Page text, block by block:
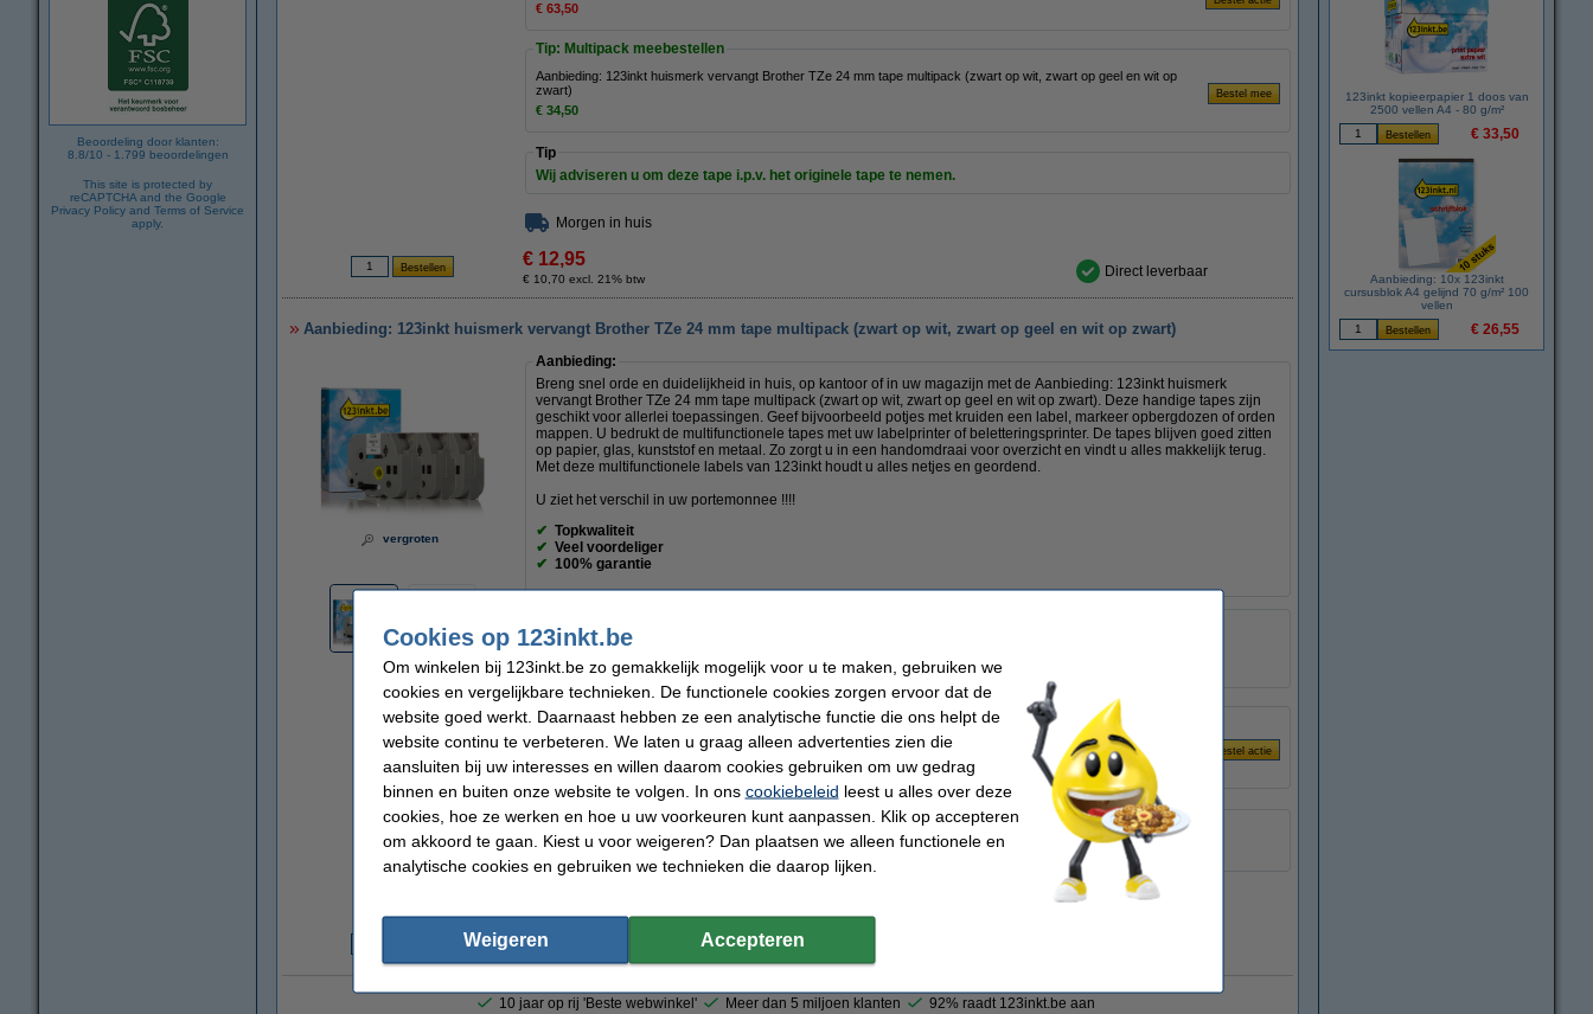
Beoordeling door klanten:
8.8/10 - 1.799 beoordelingen
This site is protected by
reCAPTCHA and the Google
Privacy Policy and Terms of Service
apply.
€ 63,50
Tip: Multipack meebestellen
Aanbieding: 123inkt huismerk vervangt Brother TZe 24 mm tape multipack (zwart op wit, zwart op geel en wit op
zwart)
€ 34,50
Tip
Wij adviseren u om deze tape i.p.v. het originele tape te nemen.
Morgen in huis
€ 12,95
€ 10,70 excl. 21% btw Direct leverbaar
Aanbieding: 123inkt huismerk vervangt Brother TZe 24 mm tape multipack (zwart op wit, zwart op geel en wit op zwart)
vergroten
Aanbieding:
Breng snel orde en duidelijkheid in huis, op kantoor of in uw magazijn met de Aanbieding: 123inkt huismerk
vervangt Brother TZe 24 mm tape multipack (zwart op wit, zwart op geel en wit op zwart). Deze handige tapes zijn
geschikt voor allerlei toepassingen. Geef bijvoorbeeld potjes met kruiden een label, markeer opbergdozen of orden
mappen. U bedrukt de multifunctionele tapes met uw labelprinter of beletteringsprinter. De tapes blijven goed zitten
op papier, glas, kunststof en metaal. Zo zorgt u in een handomdraai voor overzicht en vindt u alles makkelijk terug.
Met deze multifunctionele labels van 123inkt houdt u alles netjes en geordend.
U ziet het verschil in uw portemonnee !!!!
✔ Topkwaliteit
✔ Veel voordeliger
✔ 100% garantie
Toepassing:
Merk:
Afmetingen:
24 mm x 8 m (BxL) Nummer:
Aanbieding: 3x 123inkt huismerk vervangt Brother TZe 24 mm tape multipack (zwart op wit, zwart op geel en wit op
zwart)
€ 99,50
Milieulabels en -keurmerken
Deze tapes zijnBPA vrij.
€ 34,50
10 jaar op rij 'Beste webwinkel' Meer dan 5 miljoen klanten 92% raadt 123inkt.be aan
123inkt kopieerpapier 1 doos van
2500 vellen A4 - 80 g/m²
€ 33,50
Aanbieding: 10x 123inkt
cursusblok A4 gelijnd 70 g/m² 100
vellen
€ 26,55
Cookies op 123inkt.be
Om winkelen bij 123inkt.be zo gemakkelijk mogelijk voor u te maken, gebruiken we
cookies en vergelijkbare technieken. De functionele cookies zorgen ervoor dat de
website goed werkt. Daarnaast hebben ze een analytische functie die ons helpt de
website continu te verbeteren. We laten u graag alleen advertenties zien die
aansluiten bij uw interesses en willen daarom cookies gebruiken om uw gedrag
binnen en buiten onze website te volgen. In ons cookiebeleid leest u alles over deze
cookies, hoe ze werken en hoe u uw voorkeuren kunt aanpassen. Klik op accepteren
om akkoord te gaan. Kiest u voor weigeren? Dan plaatsen we alleen functionele en
analytische cookies en gebruiken we technieken die daarop lijken.
Weigeren Accepteren